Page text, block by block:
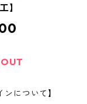
】
ンについて】